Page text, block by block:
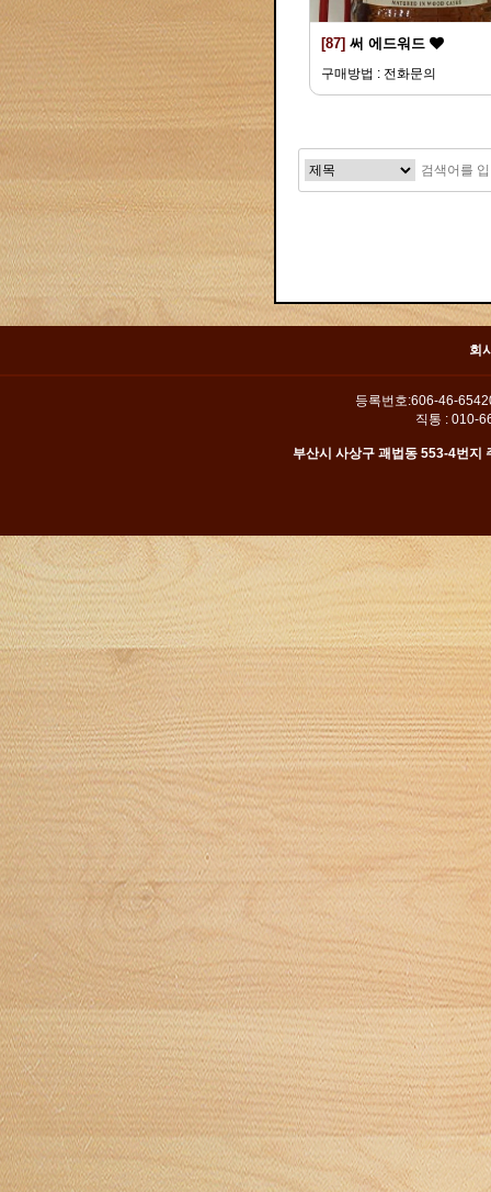
[87] 써 에드워드
구매방법 : 전화문의
회
등록번호:606-46-
직통 : 010-
부산시 사상구 괘법동 553-4번지